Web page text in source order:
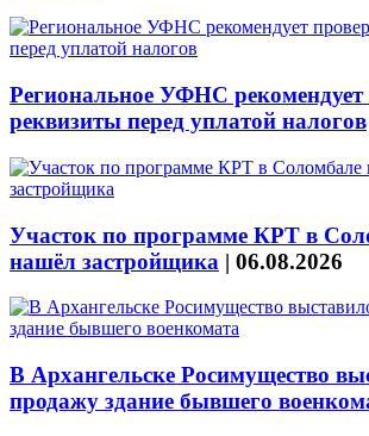
Региональное УФНС рекомендует
реквизиты перед уплатой налогов
Участок по программе КРТ в
нашёл застройщика | 06.08.2026
В Архангельске Росимущество
продажу здание бывшего